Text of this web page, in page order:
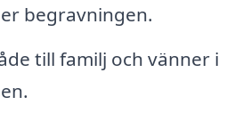
begravningen.
till familj och vänner i